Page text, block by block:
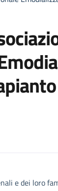
e dei loro